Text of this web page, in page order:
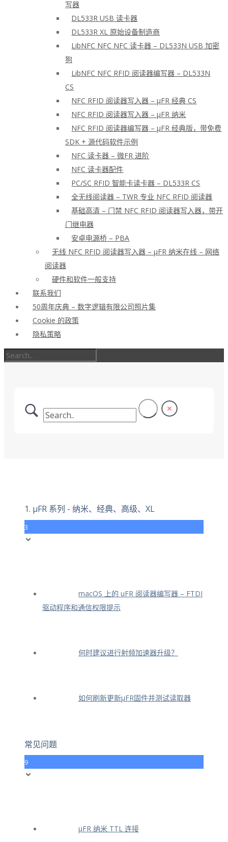
写器
DL533R USB 读卡器
DL533R XL 原始设备制造商
LibNFC NFC NFC 读卡器 – DL533N USB 加密
狗
LibNFC NFC RFID 阅读器编写器 – DL533N
CS
NFC RFID 阅读器写入器 – μFR 经典 CS
NFC RFID 阅读器写入器 – μFR 纳米
NFC RFID 阅读器编写器 – μFR 经典版，带免费
SDK + 源代码软件示例
NFC 读卡器 – 微FR 进阶
NFC 读卡器配件
PC/SC RFID 智能卡读卡器 – DL533R CS
全无线阅读器 – TWR 专业 NFC RFID 阅读器
基础高清 – 门禁 NFC RFID 阅读器写入器，带开
门继电器
安卓电源桥 – PBA
无线 NFC RFID 阅读器写入器 – μFR 纳米在线 – 网络
阅读器
硬件和软件一般支持
联系我们
50周年庆典 – 数字逻辑有限公司照片集
Cookie 的政策
隐私策略
1. μFR 系列 - 纳米、经典、高级、XL
3
macOS 上的 uFR 阅读器编写器 – FTDI
驱动程序和通信权限提示
何时建议进行射频加速器升级？
如何刷新更新μFR固件并测试读取器
常见问题
9
μFR 纳米 TTL 连接